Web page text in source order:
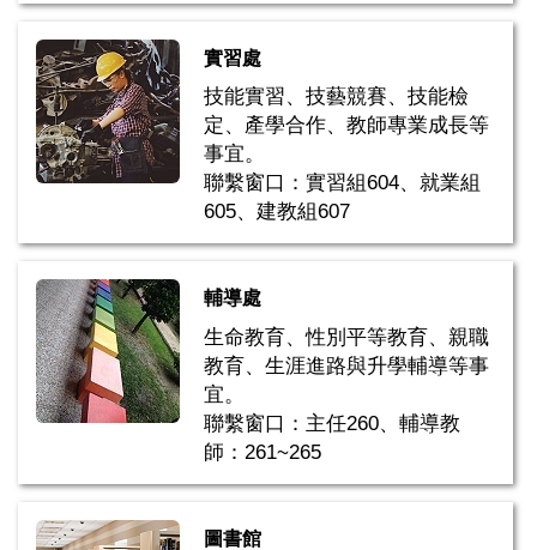
實習處
技能實習、技藝競賽、技能檢
定、產學合作、教師專業成長等
事宜。
聯繫窗口：實習組604、就業組
605、建教組607
輔導處
生命教育、性別平等教育、親職
教育、生涯進路與升學輔導等事
宜。
聯繫窗口：主任260、輔導教
師：261~265
圖書館